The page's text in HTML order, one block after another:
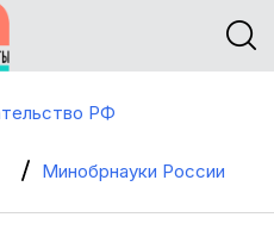
РФ
Минобрнауки России